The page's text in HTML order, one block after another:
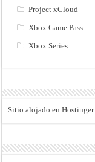
Project xCloud
Xbox Game Pass
Xbox Series
Sitio alojado en Hostinger